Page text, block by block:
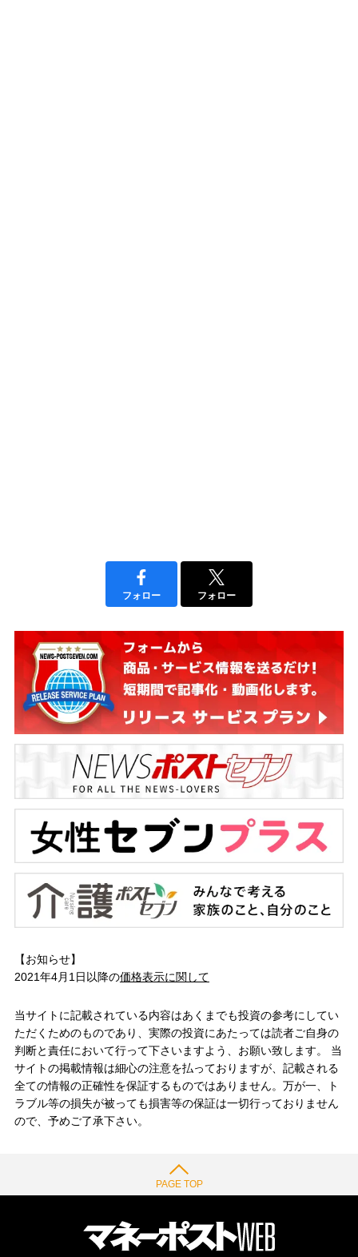
フォロー フォロー
【お知らせ】
2021年4月1日以降の価格表示に関して
当サイトに記載されている内容はあくまでも投資の参考にしてい
ただくためのものであり、実際の投資にあたっては読者ご自身の
判断と責任において行って下さいますよう、お願い致します。 当
サイトの掲載情報は細心の注意を払っておりますが、記載される
全ての情報の正確性を保証するものではありません。万が一、ト
ラブル等の損失が被っても損害等の保証は一切行っておりません
ので、予めご了承下さい。
PAGE TOP